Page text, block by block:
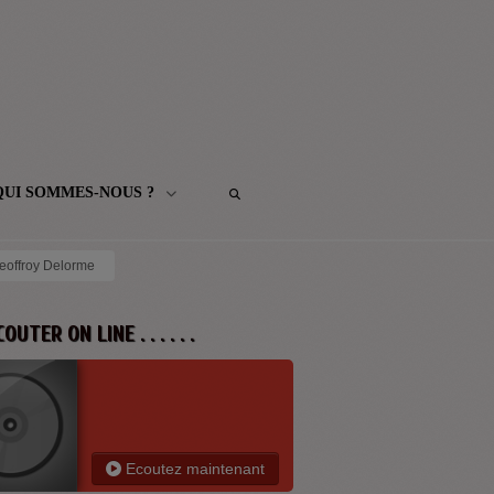
SOMMES-NOUS ?
Delorme
ON LINE . . . . . .
Ecoutez maintenant